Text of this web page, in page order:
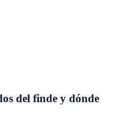
del finde y dónde